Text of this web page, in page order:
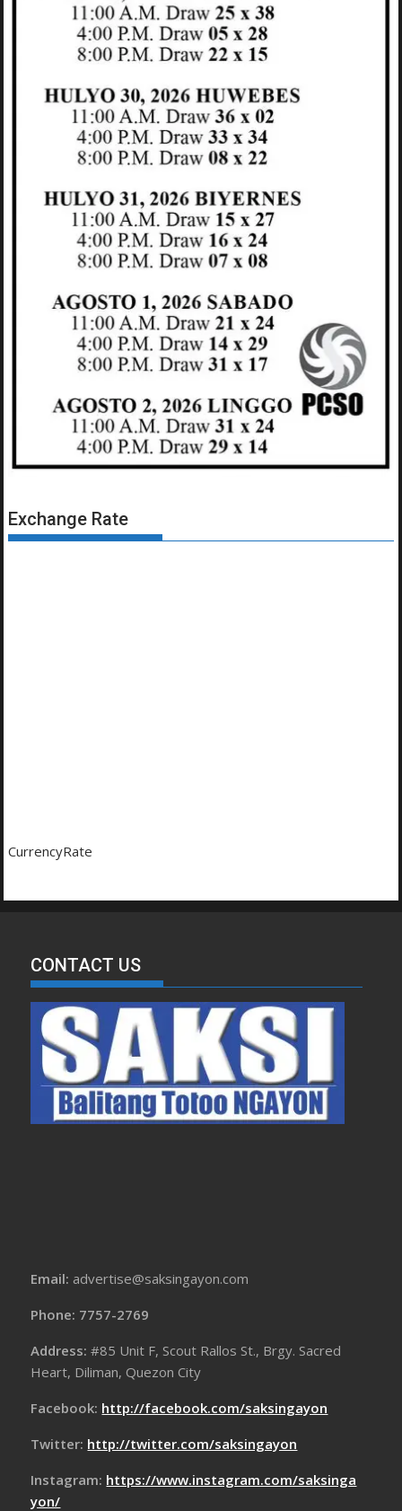
Exchange Rate
CurrencyRate
CONTACT US
Email: advertise@saksingayon.com
Phone: 7757-2769
Address:#85 Unit F, Scout Rallos St., Brgy. Sacred
Heart, Diliman, Quezon City
Facebook: http://facebook.com/saksingayon
Twitter: http://twitter.com/saksingayon
Instagram: https://www.instagram.com/saksinga
yon/